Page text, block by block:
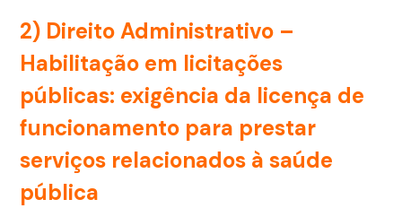
2) Direito Administrativo –
Habilitação em licitações
públicas: exigência da licença de
funcionamento para prestar
serviços relacionados à saúde
pública